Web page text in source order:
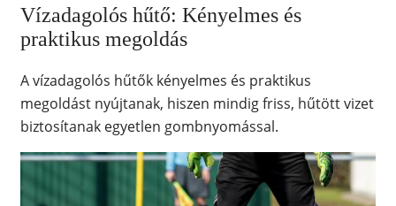
Vízadagolós hűtő: Kényelmes és
praktikus megoldás
A vízadagolós hűtők kényelmes és praktikus
megoldást nyújtanak, hiszen mindig friss, hűtött vizet
biztosítanak egyetlen gombnyomással.